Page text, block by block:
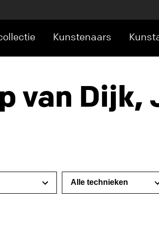
Kunstenaars
van Dijk,